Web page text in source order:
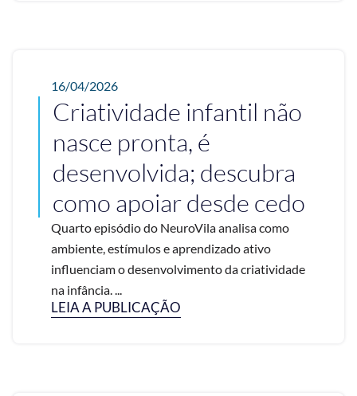
16/04/2026
Criatividade infantil não
nasce pronta, é
desenvolvida; descubra
como apoiar desde cedo
Quarto episódio do NeuroVila analisa como
ambiente, estímulos e aprendizado ativo
influenciam o desenvolvimento da criatividade
na infância. ...
LEIA A PUBLICAÇÃO